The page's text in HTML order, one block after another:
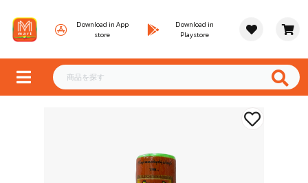
Download in App
store
Download in
Playstore